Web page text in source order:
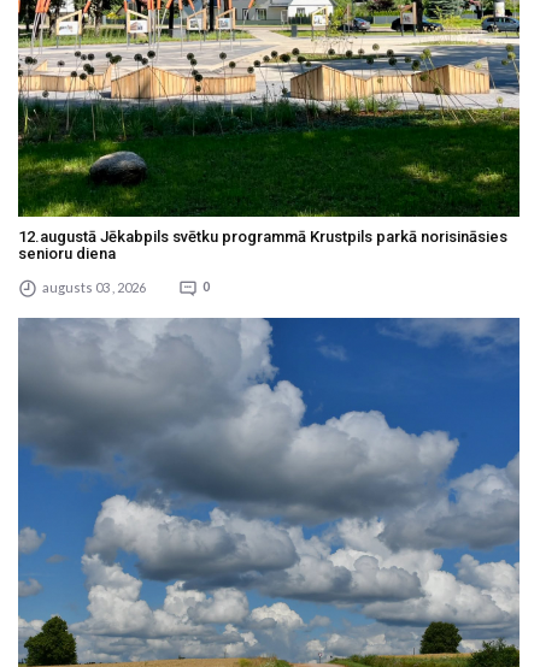
12.augustā Jēkabpils svētku programmā Krustpils parkā norisināsies
senioru diena
augusts 03 , 2026 0